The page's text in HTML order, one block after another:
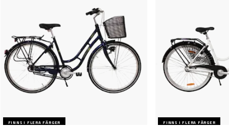
FINNS I FLERA FÄRGER FINNS I FLERA FÄRGER